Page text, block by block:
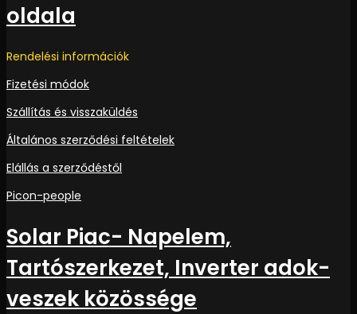
oldala
Rendelési információk
Fizetési módok
Szállítás és visszaküldés
Általános szerződési feltételek
Elállás a szerződéstől
Picon-people
Solar Piac- Napelem,
Tartószerkezet, Inverter adok-
veszek közössége